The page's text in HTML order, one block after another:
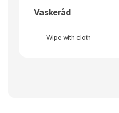
Vaskeråd
Wipe with cloth